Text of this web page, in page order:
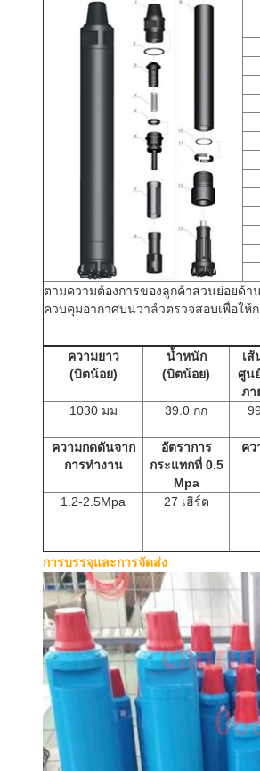
ตามความต้องการของลูกค้าส่วนย่อยด้า
ควบคุมอากาศบนวาล์วตรวจสอบเพื่อใ
ความยาว
(บิตน้อย)
น้ำหนัก
(บิตน้อย)
เส้
ศูน
ภา
1030 มม 39.0 กก
ความกดดันจาก
การทำงาน
อัตราการ
กระแทกที่ 0.5
Mpa
คว
1.2-2.5Mpa 27 เฮิร์ต
การบรรจุและการจัดส่ง